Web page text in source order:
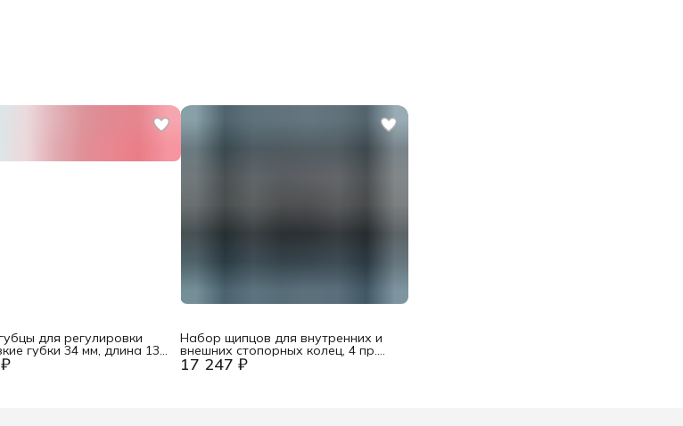
для регулировки
губки 34 мм, длина 135
обливные 17 247 ₽
Набор щипцов для внутренних и
внешних стопорных колец, 4 пр.
Knipex KN-001956